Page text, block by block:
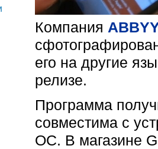
Компания
его на другие
релизе.
Программа
совместима с
ОС. В магазине